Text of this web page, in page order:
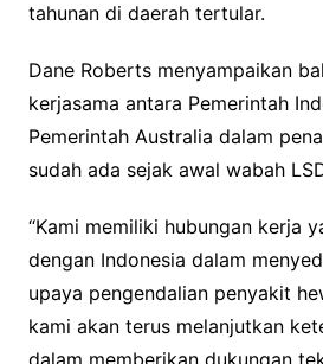
tahunan di daerah tertular.
Dane Roberts menyampaikan
kerjasama antara Pemerintah
Pemerintah Australia dalam
sudah ada sejak awal wabah
“Kami memiliki hubungan kerja
dengan Indonesia dalam
upaya pengendalian penyakit
kami akan terus melanjutkan